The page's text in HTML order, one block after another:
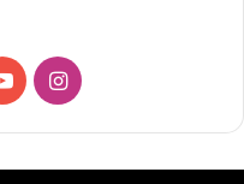
YouTubeInstagram